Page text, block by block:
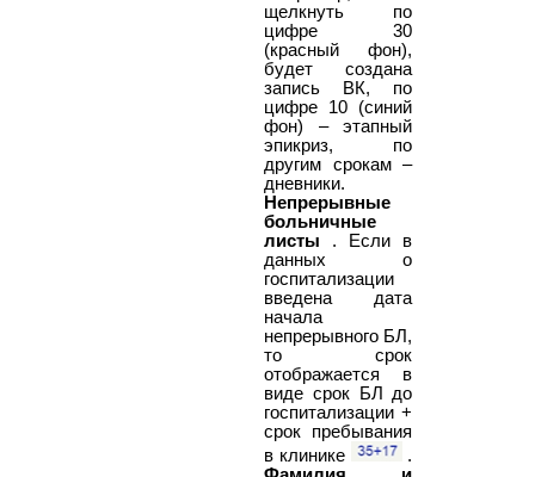
щелкнуть по
цифре 30
(красный фон),
будет создана
запись ВК, по
цифре 10 (синий
фон) – этапный
эпикриз, по
другим срокам –
дневники.
Непрерывные
больничные
листы
. Если в
данных о
госпитализации
введена дата
начала
непрерывного БЛ,
то срок
отображается в
виде срок БЛ до
госпитализации +
срок пребывания
в клинике
.